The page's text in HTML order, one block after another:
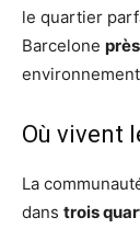
le quartier
Barcelone
Où vivent
La
dans trois